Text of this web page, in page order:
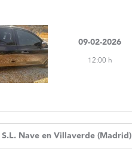
09-02-2026
12:00 h
S.L. Nave en Villaverde (Madrid)